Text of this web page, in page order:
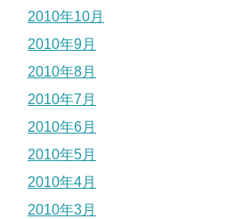
2010年10月
2010年9月
2010年8月
2010年7月
2010年6月
2010年5月
2010年4月
2010年3月